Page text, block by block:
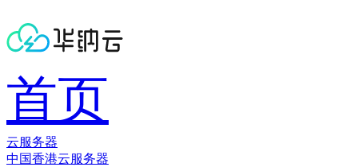
首页
云服务器
中国香港云服务器